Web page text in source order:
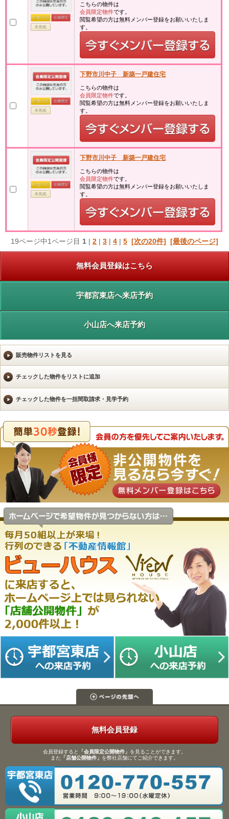
こちらの物件は
会員限定物件です。
閲覧希望の方は無料メンバー登録をお願いいたしま
す。
下野市川中子 新築一戸建住宅
こちらの物件は
会員限定物件です。
閲覧希望の方は無料メンバー登録をお願いいたしま
す。
下野市川中子 新築一戸建住宅
こちらの物件は
会員限定物件です。
閲覧希望の方は無料メンバー登録をお願いいたしま
す。
19ページ中1ページ目 1 | 2 | 3 | 4 | 5 [次の20件] [最後のページ]
無料会員登録はこちら
宇都宮東店へ来店予約
小山店へ来店予約
販売物件リストを見る
無料会員登録
会員登録すると 「会員限定公開物件」 を見ることができます。
また 「店舗公開物件」 を弊社店舗にてご紹介できます。